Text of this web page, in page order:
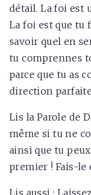
détail. La foi est
La foi est que tu
savoir quel en
tu comprennes
parce que tu as
direction
Lis la Parole de
même si tu ne
ainsi que tu
premier ! Fais-le